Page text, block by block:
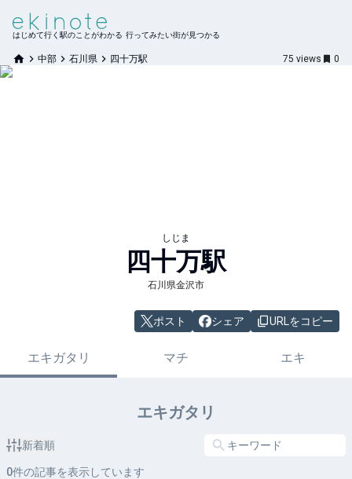
はじめて行く駅のことがわかる 行ってみたい街が見つかる
中部 石川県 四十万駅 75 views 0
しじま
四十万駅
石川県金沢市
ポスト シェア URLをコピー
エキガタリ マチ エキ
エキガタリ
新着順
0件の記事を表示しています